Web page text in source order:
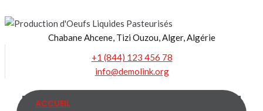
to
Chabane Ahcene, Tizi Ouzou, Alger, Algérie
+1 (844) 123 456 78
info@demolink.org
ACCUEIL